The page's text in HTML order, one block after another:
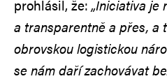
prohlásil, že:„Iniciativa je
a transparentně a přes, a
obrovskou logistickou
se nám daří zachovávat